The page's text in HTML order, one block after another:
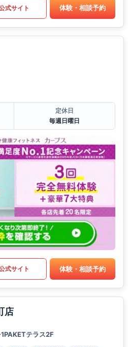
式サイト 体験・相談予約
定休日
毎週日曜日
式サイト 体験・相談予約
店
テラス2F